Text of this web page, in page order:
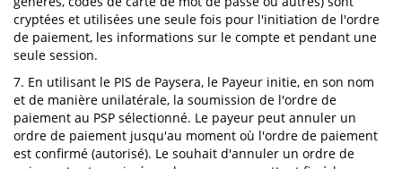
cryptées et utilisées une seule fois pour l'initiation de l'ordre
de paiement, les informations sur le compte et pendant une
seule session.
7. En utilisant le PIS de Paysera, le Payeur initie, en son nom
et de manière unilatérale, la soumission de l'ordre de
paiement au PSP sélectionné. Le payeur peut annuler un
ordre de paiement jusqu'au moment où l'ordre de paiement
est confirmé (autorisé). Le souhait d'annuler un ordre de